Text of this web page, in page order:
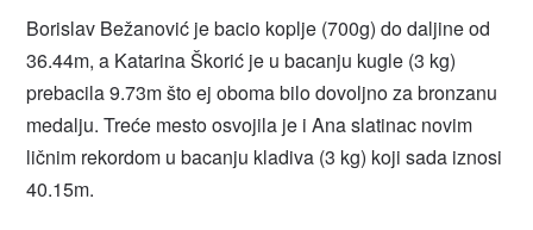
Borislav Bežanović je bacio koplje (700g) do daljine od
36.44m, a Katarina Škorić je u bacanju kugle (3 kg)
prebacila 9.73m što ej oboma bilo dovoljno za bronzanu
medalju. Treće mesto osvojila je i Ana slatinac novim
ličnim rekordom u bacanju kladiva (3 kg) koji sada iznosi
40.15m.